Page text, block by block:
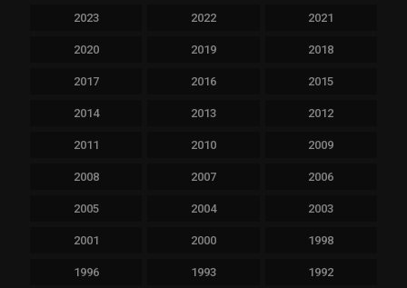
2023 2022 2021
2020 2019 2018
2017 2016 2015
2014 2013 2012
2011 2010 2009
2008 2007 2006
2005 2004 2003
2001 2000 1998
1996 1993 1992